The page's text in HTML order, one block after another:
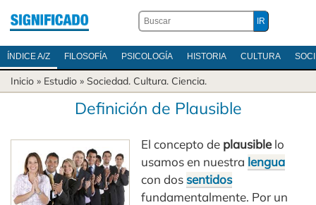
ÍNDICE A/Z FILOSOFÍA PSICOLOGÍA HISTORIA CULTURA
Inicio » Estudio » Sociedad. Cultura. Ciencia.
Definición de Plausible
El concepto de plausiblelo
usamos en nuestra lengua
con dos sentidos
fundamentalmente. Por un